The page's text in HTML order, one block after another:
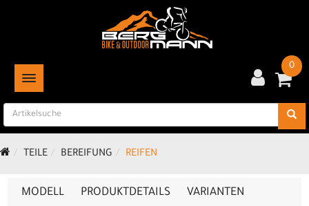
TOGGLE NAVIGATION
0
TEILE BEREIFUNG REIFEN
MODELL PRODUKTDETAILS VARIANTEN